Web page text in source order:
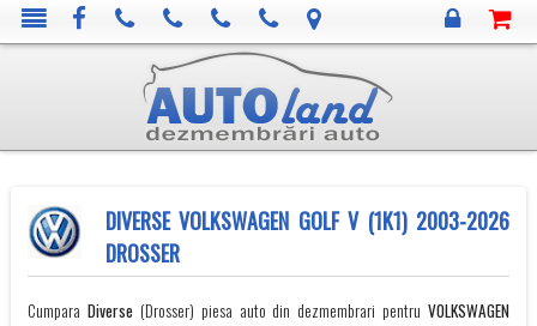
DIVERSE VOLKSWAGEN GOLF V (1K1) 2003-2026
DROSSER
Cumpara Diverse (Drosser) piesa auto din dezmembrari pentruVOLKSWAGEN